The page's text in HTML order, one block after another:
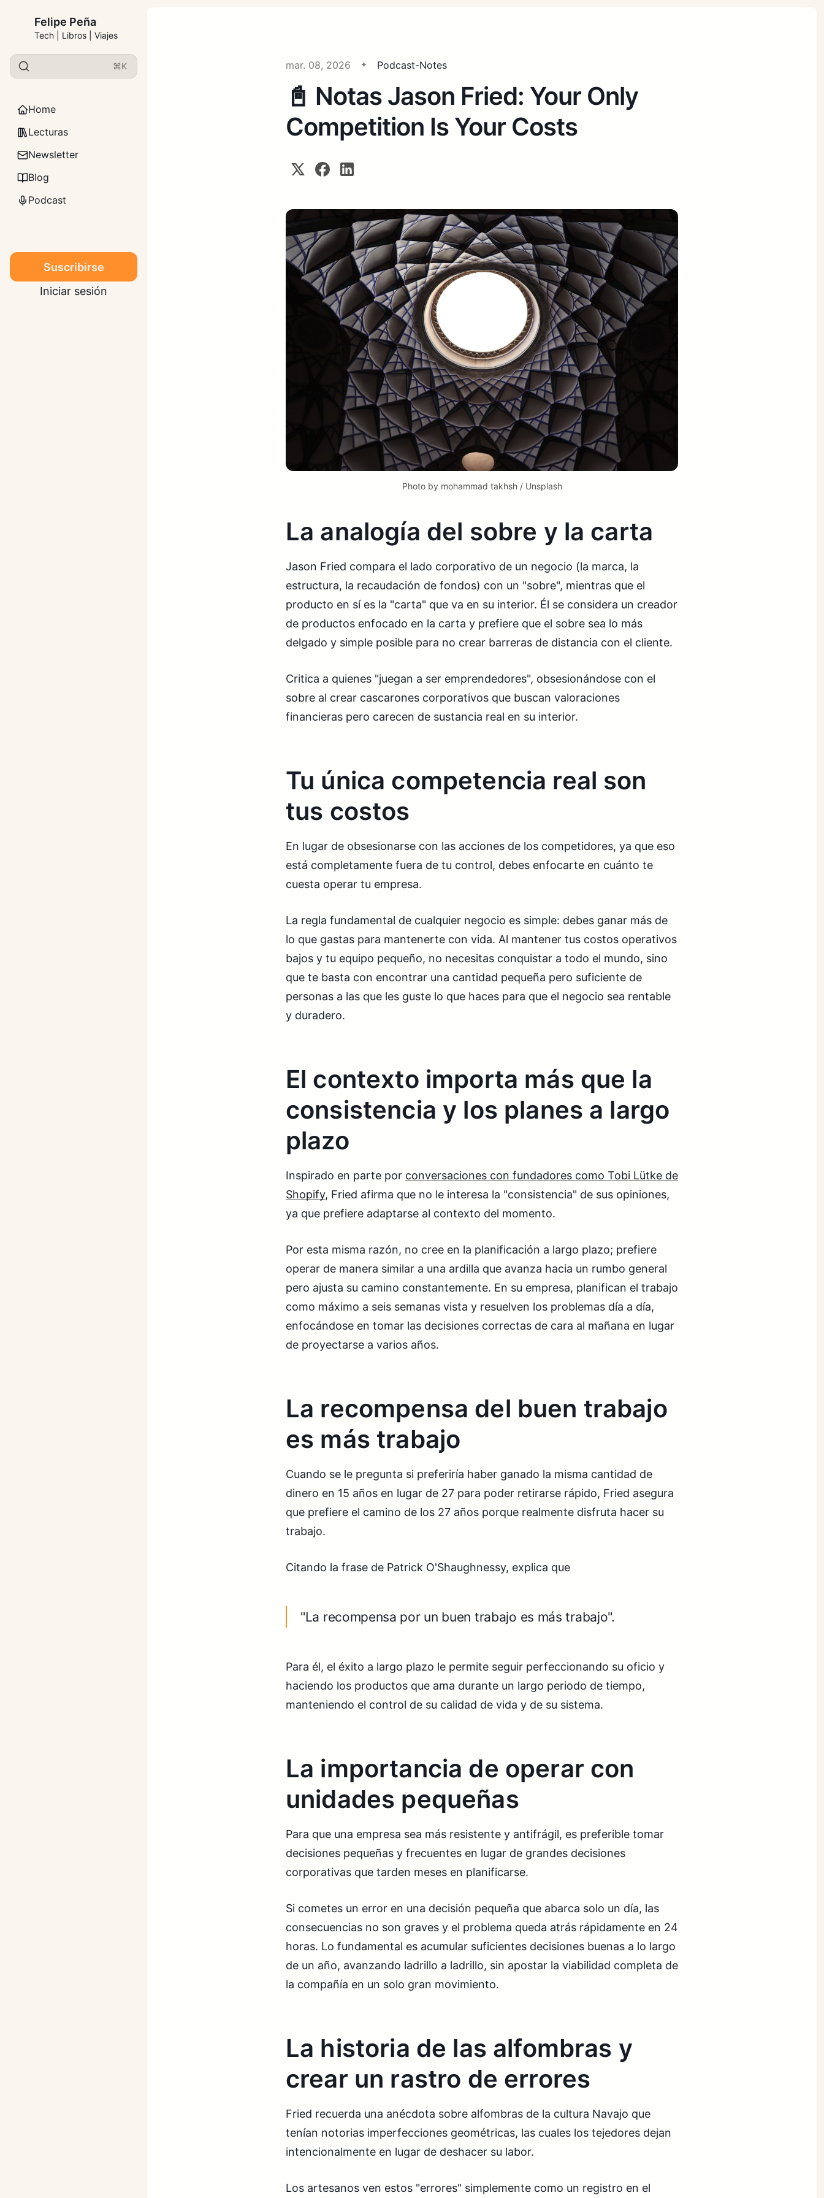
Felipe Peña
Tech | Libros | Viajes
⌘K
Home
Lecturas
Newsletter
Blog
Podcast
Suscribirse
Iniciar sesión
mar. 08, 2026 Podcast-Notes
📓 Notas Jason Fried: Your Only
Competition Is Your Costs
Photo by mohammad takhsh / Unsplash
La analogía del sobre y la carta
Jason Fried compara el lado corporativo de un negocio (la marca, la
estructura, la recaudación de fondos) con un "sobre", mientras que el
producto en sí es la "carta" que va en su interior. Él se considera un creador
de productos enfocado en la carta y prefiere que el sobre sea lo más
delgado y simple posible para no crear barreras de distancia con el cliente.
Critica a quienes "juegan a ser emprendedores", obsesionándose con el
sobre al crear cascarones corporativos que buscan valoraciones
financieras pero carecen de sustancia real en su interior.
Tu única competencia real son
tus costos
En lugar de obsesionarse con las acciones de los competidores, ya que eso
está completamente fuera de tu control, debes enfocarte en cuánto te
cuesta operar tu empresa.
La regla fundamental de cualquier negocio es simple: debes ganar más de
lo que gastas para mantenerte con vida. Al mantener tus costos operativos
bajos y tu equipo pequeño, no necesitas conquistar a todo el mundo, sino
que te basta con encontrar una cantidad pequeña pero suficiente de
personas a las que les guste lo que haces para que el negocio sea rentable
y duradero.
El contexto importa más que la
consistencia y los planes a largo
plazo
Inspirado en parte por conversaciones con fundadores como Tobi Lütke de
Shopify, Fried afirma que no le interesa la "consistencia" de sus opiniones,
ya que prefiere adaptarse al contexto del momento.
Por esta misma razón, no cree en la planificación a largo plazo; prefiere
operar de manera similar a una ardilla que avanza hacia un rumbo general
pero ajusta su camino constantemente. En su empresa, planifican el trabajo
como máximo a seis semanas vista y resuelven los problemas día a día,
enfocándose en tomar las decisiones correctas de cara al mañana en lugar
de proyectarse a varios años.
La recompensa del buen trabajo
es más trabajo
Cuando se le pregunta si preferiría haber ganado la misma cantidad de
dinero en 15 años en lugar de 27 para poder retirarse rápido, Fried asegura
que prefiere el camino de los 27 años porque realmente disfruta hacer su
trabajo.
Citando la frase de Patrick O'Shaughnessy, explica que
"La recompensa por un buen trabajo es más trabajo".
Para él, el éxito a largo plazo le permite seguir perfeccionando su oficio y
haciendo los productos que ama durante un largo periodo de tiempo,
manteniendo el control de su calidad de vida y de su sistema.
La importancia de operar con
unidades pequeñas
Para que una empresa sea más resistente y antifrágil, es preferible tomar
decisiones pequeñas y frecuentes en lugar de grandes decisiones
corporativas que tarden meses en planificarse.
Si cometes un error en una decisión pequeña que abarca solo un día, las
consecuencias no son graves y el problema queda atrás rápidamente en 24
horas. Lo fundamental es acumular suficientes decisiones buenas a lo largo
de un año, avanzando ladrillo a ladrillo, sin apostar la viabilidad completa de
la compañía en un solo gran movimiento.
La historia de las alfombras y
crear un rastro de errores
Fried recuerda una anécdota sobre alfombras de la cultura Navajo que
tenían notorias imperfecciones geométricas, las cuales los tejedores dejan
intencionalmente en lugar de deshacer su labor.
Los artesanos ven estos "errores" simplemente como un registro en el